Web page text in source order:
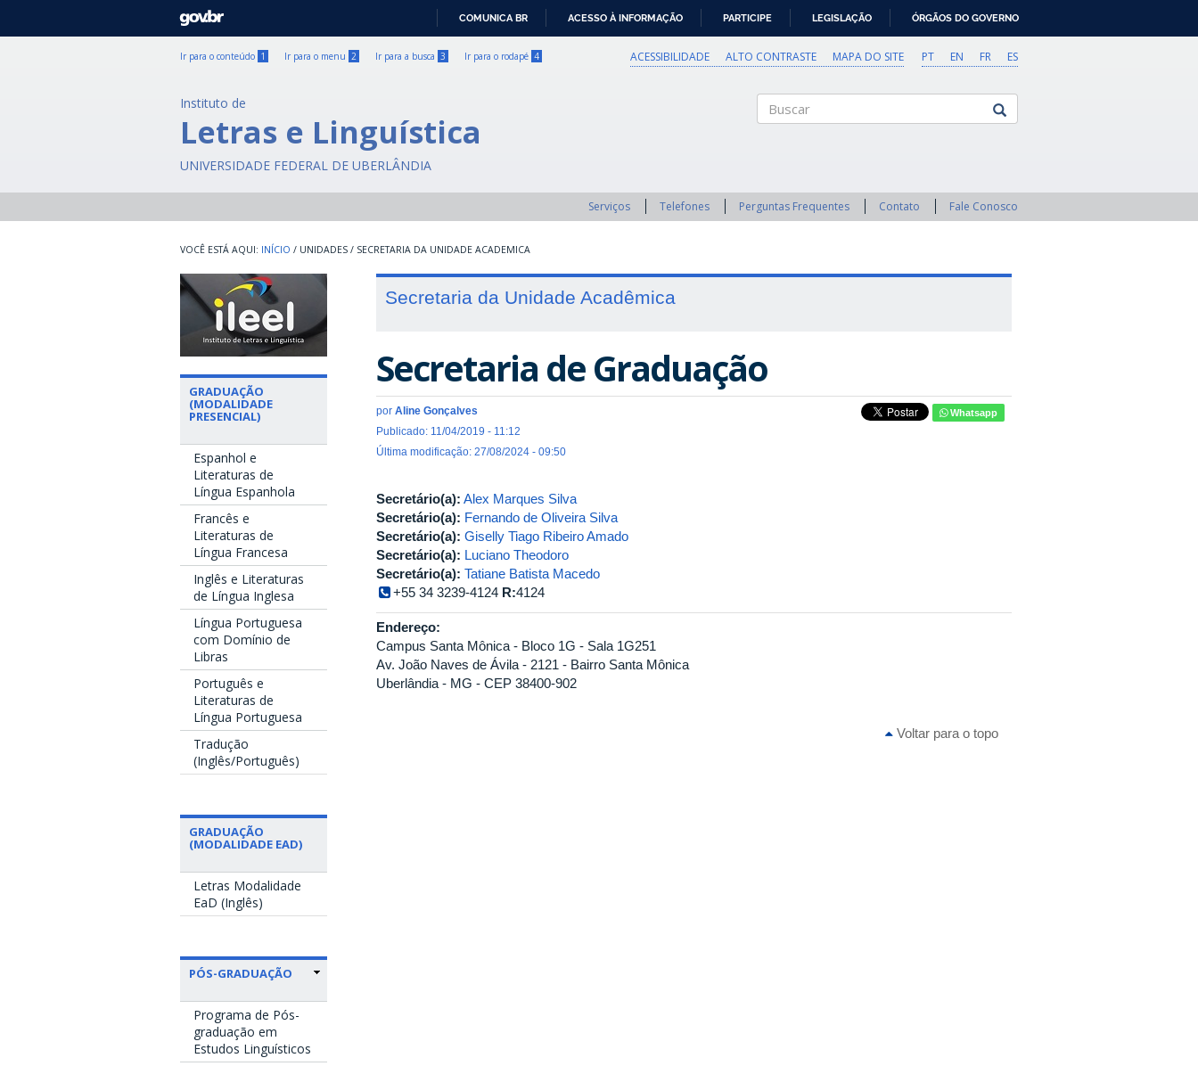
GOVBR
COMUNICA BR ACESSO À INFORMAÇÃO PARTICIPE LEGISLAÇÃO ÓRGÃOS DO GOVERNO
Ir para o conteúdo 1 Ir para o menu 2 Ir para a busca 3 Ir para o rodapé 4 PT EN FR ES
ACESSIBILIDADE ALTO CONTRASTE MAPA DO SITE
Instituto de
Letras e Linguística
UNIVERSIDADE FEDERAL DE UBERLÂNDIA
Serviços Telefones Perguntas Frequentes Contato Fale Conosco
INÍCIO / UNIDADES / SECRETARIA DA UNIDADE ACADEMICA
GRADUAÇÃO
(MODALIDADE
PRESENCIAL)
Espanhol e
Literaturas de
Língua Espanhola
Francês e
Literaturas de
Língua Francesa
Inglês e Literaturas
de Língua Inglesa
Língua Portuguesa
com Domínio de
Libras
Português e
Literaturas de
Língua Portuguesa
Tradução
(Inglês/Português)
GRADUAÇÃO
(MODALIDADE EAD)
Letras Modalidade
EaD (Inglês)
PÓS-GRADUAÇÃO
Programa de Pós-
graduação em
Estudos Linguísticos
Secretaria da Unidade Acadêmica
Secretaria de Graduação
por Aline Gonçalves
Publicado: 11/04/2019 - 11:12
Última modificação: 27/08/2024 - 09:50
Whatsapp
Secretário(a): Alex Marques Silva
Secretário(a): Fernando de Oliveira Silva
Secretário(a): Giselly Tiago Ribeiro Amado
Secretário(a): Luciano Theodoro
Secretário(a): Tatiane Batista Macedo
+55 34 3239-4124 R:4124
Endereço:
Campus Santa Mônica - Bloco 1G - Sala 1G251
Av. João Naves de Ávila - 2121 - Bairro Santa Mônica
Uberlândia - MG - CEP 38400-902
Voltar para o topo